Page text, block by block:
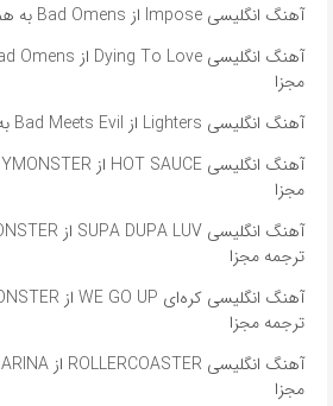
آهنگ انگلیسی Impose از Bad Omens به همراه متن و ترجمه مجزا
مجزا
آهنگ انگلیسی Lighters از Bad Meets Evil به همراه متن و ترجمه مجزا
مجزا
ترجمه مجزا
ترجمه مجزا
مجزا